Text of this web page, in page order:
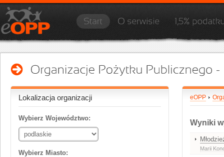
Lokalizacja organizacji
Wybierz Województwo:
Wybierz Miasto:
eOPP
Wyniki
Marii